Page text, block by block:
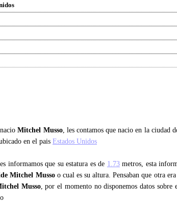
nacioMitchel Musso, les contamos que nacio en la ciudad
en el pais Estados Unidos
informamos que su estatura es de 1.73metros, esta
Mitchel Mussoo cual es su altura. Pensaban que otra
Musso, por el momento no disponemos datos sobre